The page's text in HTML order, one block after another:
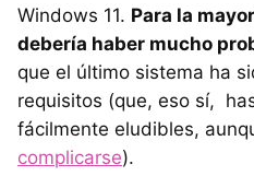
Windows 11. Para la
debería haber mucho
que el último sistema ha
requisitos (que, eso sí,
fácilmente eludibles,
complicarse).